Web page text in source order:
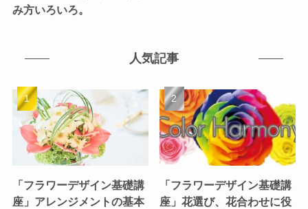
み方いろいろ。
人気記事
「フラワーデザイン基礎講
座」アレンジメントの基本
「フラワーデザイン基礎講
座」花選び、花合わせに役